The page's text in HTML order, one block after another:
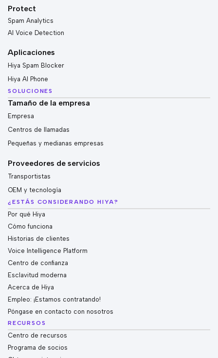
Protect
Spam Analytics
AI Voice Detection
Aplicaciones
Hiya Spam Blocker
Hiya AI Phone
SOLUCIONES
Tamaño de la empresa
Empresa
Centros de llamadas
Pequeñas y medianas empresas
Proveedores de servicios
Transportistas
OEM y tecnología
¿ESTÁS CONSIDERANDO HIYA?
Por qué Hiya
Cómo funciona
Historias de clientes
Voice Intelligence Platform
Centro de confianza
Esclavitud moderna
Acerca de Hiya
Empleo: ¡Estamos contratando!
Póngase en contacto con nosotros
RECURSOS
Centro de recursos
Programa de socios